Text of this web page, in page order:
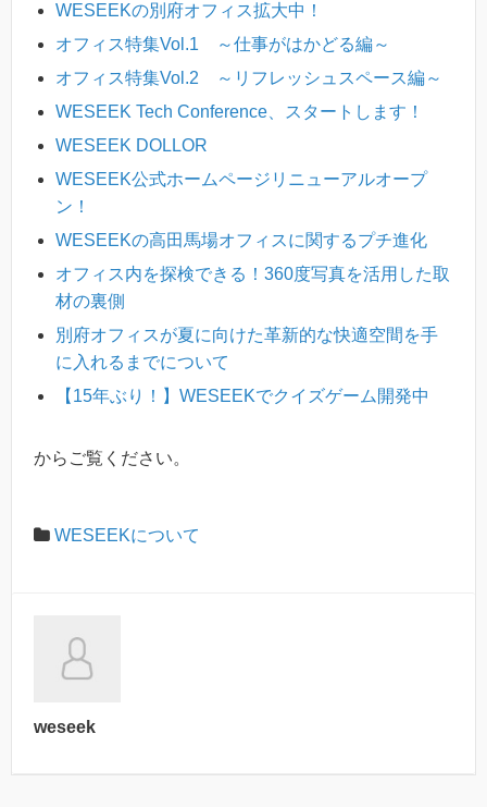
WESEEKの別府オフィス拡大中！
オフィス特集Vol.1 ～仕事がはかどる編～
オフィス特集Vol.2 ～リフレッシュスペース編～
WESEEK Tech Conference、スタートします！
WESEEK DOLLOR
WESEEK公式ホームページリニューアルオープ
ン！
WESEEKの高田馬場オフィスに関するプチ進化
オフィス内を探検できる！360度写真を活用した取
材の裏側
別府オフィスが夏に向けた革新的な快適空間を手
に入れるまでについて
【15年ぶり！】WESEEKでクイズゲーム開発中
からご覧ください。
WESEEKについて
weseek